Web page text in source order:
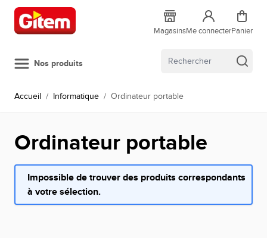
Allez au contenu
MagasinsMe connecterPanier
Nos produits
Accueil / Informatique / Ordinateur portable
Ordinateur portable
Impossible de trouver des produits correspondants
à votre sélection.